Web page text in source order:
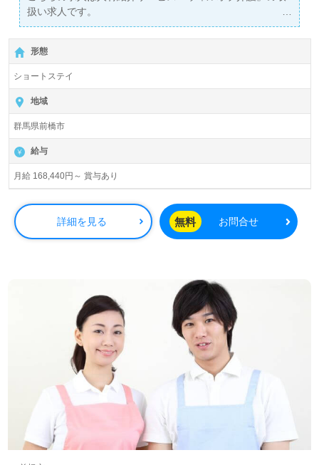
扱い求人です。
詳細に関してお気軽にご相談ください♪
【無料】で皆さんの転職活動をサポートいたします。
形態
ショートステイ
地域
群馬県前橋市
給与
月給 168,440円～ 賞与あり
詳細を見る 無料 お問合せ